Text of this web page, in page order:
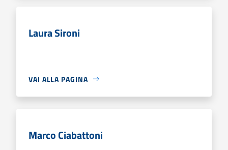
Laura Sironi
VAI ALLA PAGINA
Marco Ciabattoni